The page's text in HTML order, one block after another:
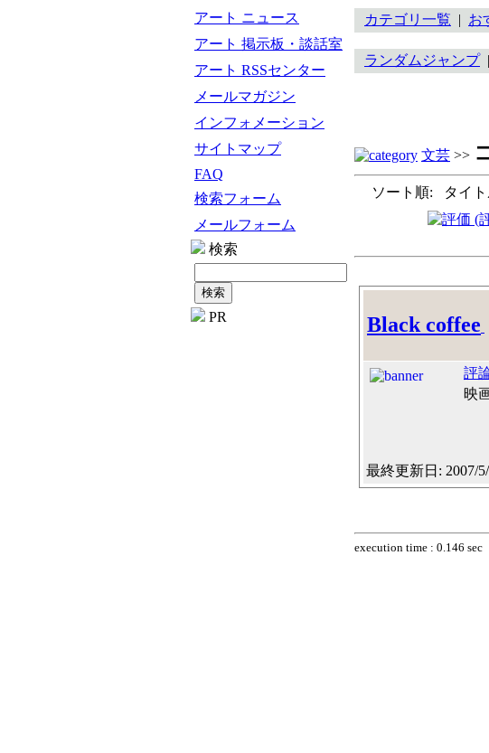
アート ニュース
アート 掲示板・談話室
アート RSSセンター
メールマガジン
インフォメーション
サイトマップ
FAQ
検索フォーム
メールフォーム
検索
PR
カテゴリ一覧 | お
ランダムジャンプ|
文芸 >>
ソート順: タイト
Black coffee
評
映
最終更新日: 2007/
execution time : 0.146 sec